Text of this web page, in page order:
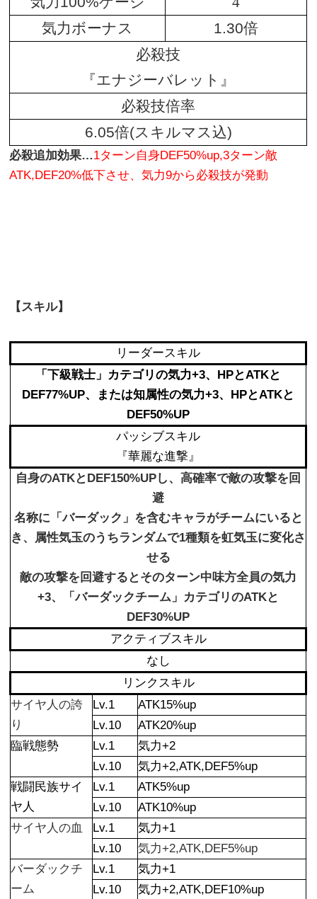
気力ボーナス
1.30倍
必殺技
『エナジーバレット』
必殺技倍率
6.05倍(スキルマス込)
必殺追加効果…1ターン自身DEF50%up,3ターン敵
ATK,DEF20%低下させ、気力9から必殺技が発動
【スキル】
リーダースキル
「下級戦士」カテゴリの気力+3、HPとATKと
DEF77%UP、または知属性の気力+3、HPとATKと
DEF50%UP
パッシブスキル
『華麗な進撃』
自身のATKとDEF150%UPし、高確率で敵の攻撃を回
避
名称に「バーダック」を含むキャラがチームにいると
き、属性気玉のうちランダムで1種類を虹気玉に変化さ
せる
敵の攻撃を回避するとそのターン中味方全員の気力
+3、「バーダックチーム」カテゴリのATKと
DEF30%UP
アクティブスキル
なし
リンクスキル
サイヤ人の誇
り
Lv.1
ATK15%up
Lv.10
ATK20%up
臨戦態勢
Lv.1
気力+2
Lv.10
気力+2,ATK,DEF5%up
戦闘民族サイ
ヤ人
Lv.1
ATK5%up
Lv.10
ATK10%up
サイヤ人の血
Lv.1
気力+1
Lv.10
気力+2,ATK,DEF5%up
バーダックチ
ーム
Lv.1
気力+1
Lv.10
気力+2,ATK,DEF10%up